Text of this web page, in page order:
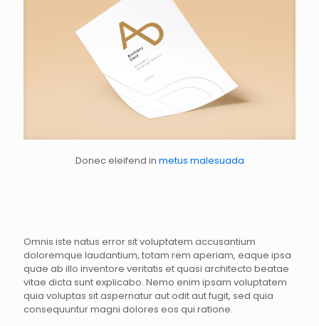
Donec eleifend in metus malesuada
Omnis iste natus error sit voluptatem accusantium
doloremque laudantium, totam rem aperiam, eaque ipsa
quae ab illo inventore veritatis et quasi architecto beatae
vitae dicta sunt explicabo. Nemo enim ipsam voluptatem
quia voluptas sit aspernatur aut odit aut fugit, sed quia
consequuntur magni dolores eos qui ratione.